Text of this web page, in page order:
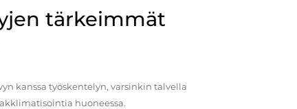
tärkeimmät
kanssa työskentelyn, varsinkin talvella
huoneessa.